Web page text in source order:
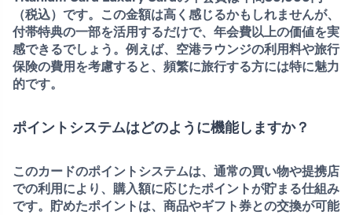
（税込） です。この金額は高く感じるかもしれませんが、
付帯特典の一部を活用するだけで、年会費以上の価値を実
感できるでしょう。例えば、空港ラウンジの利用料や旅行
保険の費用を考慮すると、頻繁に旅行する方には特に魅力
的です。
ポイントシステムはどのように機能しますか？
このカードのポイントシステムは、通常の買い物や提携店
での利用により、購入額に応じたポイントが貯まる仕組み
です。貯めたポイントは、商品やギフト券との交換が可能